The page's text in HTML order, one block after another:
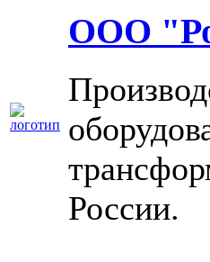
ООО
России.